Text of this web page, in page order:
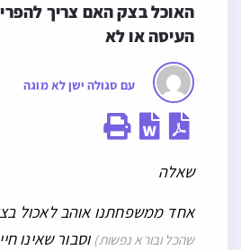
העיסה או לא
עם סגולה ישן לא מוגה
שאלה
אחד ממשפחתנו אוהב לאכול
שהכל ובורא נפשות) וסבור שאינו